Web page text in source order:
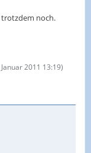
trotzdem noch.
Januar 2011 13:19)